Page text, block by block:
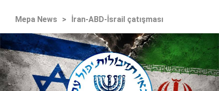
Mepa News > İran-ABD-İsrail çatışması